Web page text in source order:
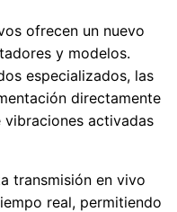
ofrecen un nuevo
y modelos.
especializados, las
directamente
activadas
transmisión en vivo
real, permitiendo